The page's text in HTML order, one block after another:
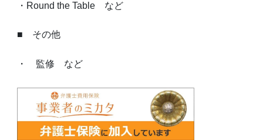
・Round the Table など
■ その他
・ 監修 など